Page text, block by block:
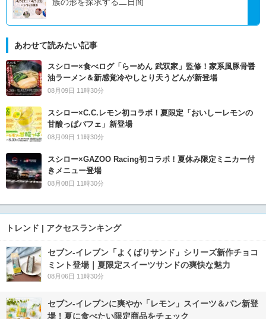
あわせて読みたい記事
スシロー×食べログ「らーめん 武双家」監修！家系風豚骨醤
油ラーメン＆新感覚冷やしとり天うどんが新登場
08月09日 11時30分
スシロー×C.C.レモン初コラボ！夏限定「おいしーレモンの
甘酸っぱパフェ」新登場
08月09日 11時30分
スシロー×GAZOO Racing初コラボ！夏休み限定ミニカー付
きメニュー登場
08月08日 11時30分
トレンド | アクセスランキング
セブン‐イレブン「よくばりサンド」シリーズ新作チョコ
ミント登場｜夏限定スイーツサンドの爽快な魅力
08月06日 11時30分
セブン‐イレブンに爽やか「レモン」スイーツ＆パン新登
場！夏に食べたい限定商品をチェック